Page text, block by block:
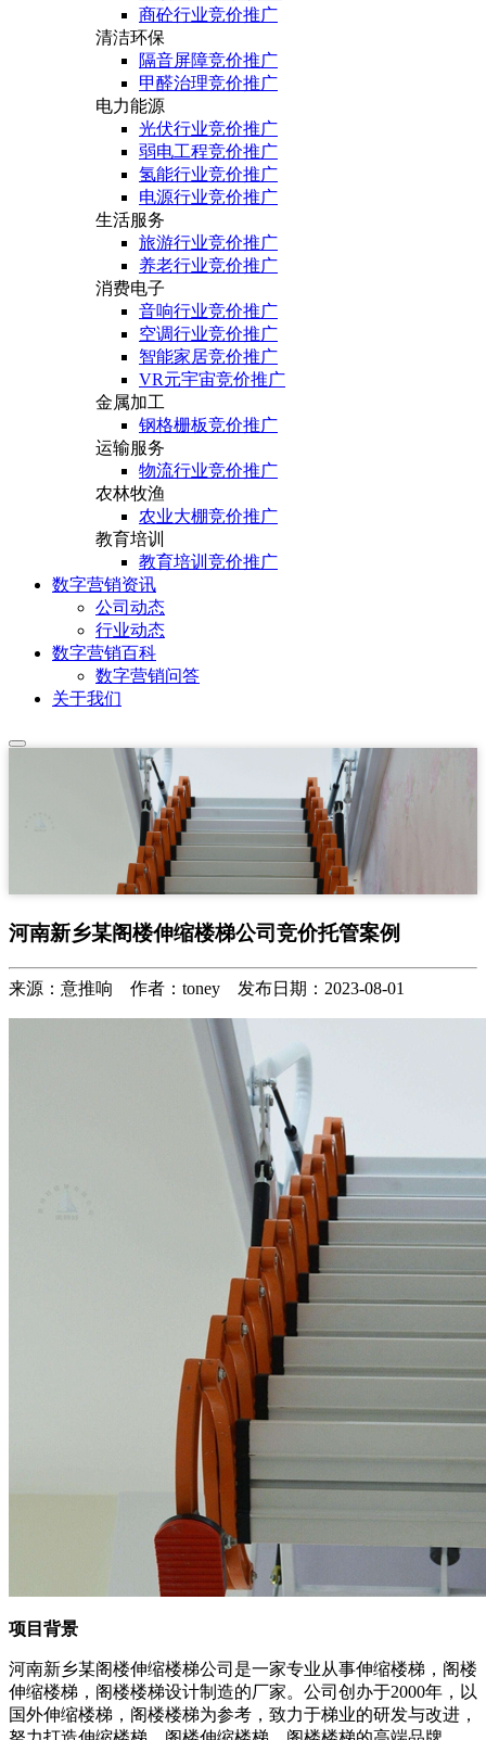
商砼行业竞价推广
清洁环保
隔音屏障竞价推广
甲醛治理竞价推广
电力能源
光伏行业竞价推广
弱电工程竞价推广
氢能行业竞价推广
电源行业竞价推广
生活服务
旅游行业竞价推广
养老行业竞价推广
消费电子
音响行业竞价推广
空调行业竞价推广
智能家居竞价推广
VR元宇宙竞价推广
金属加工
钢格栅板竞价推广
运输服务
物流行业竞价推广
农林牧渔
农业大棚竞价推广
教育培训
教育培训竞价推广
数字营销资讯
公司动态
行业动态
数字营销百科
数字营销问答
关于我们
河南新乡某阁楼伸缩楼梯公司竞价托管案例
来源：意推响 作者：toney 发布日期：2023-08-01
项目背景
河南新乡某阁楼伸缩楼梯公司是一家专业从事伸缩楼梯，阁楼
伸缩楼梯，阁楼楼梯设计制造的厂家。公司创办于2000年，以
国外伸缩楼梯，阁楼楼梯为参考，致力于梯业的研发与改进，